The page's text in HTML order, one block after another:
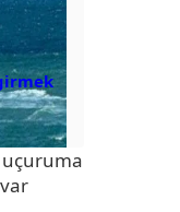
uçuruma